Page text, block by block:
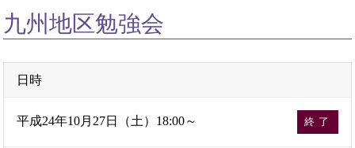
九州地区勉強会
日時
平成24年10月27日（土）18:00～ 終了